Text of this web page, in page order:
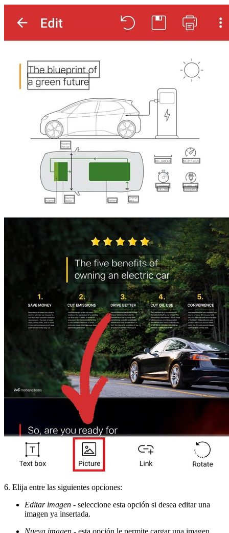
6. Elija entre las siguientes opciones:
Editar imagen - seleccione esta opción si desea editar una
imagen ya insertada.